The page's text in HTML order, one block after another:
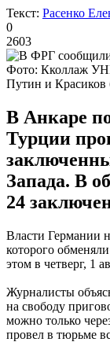
Текст: Расенко
0
2603
Фото: Кколлаж
Путин и Красиков
В Анкаре
Турции
Запада. В
24
Власти Германии
которого
этом в четверг, 1
Журналисты
на свободу
можно только
провел в тюрьме